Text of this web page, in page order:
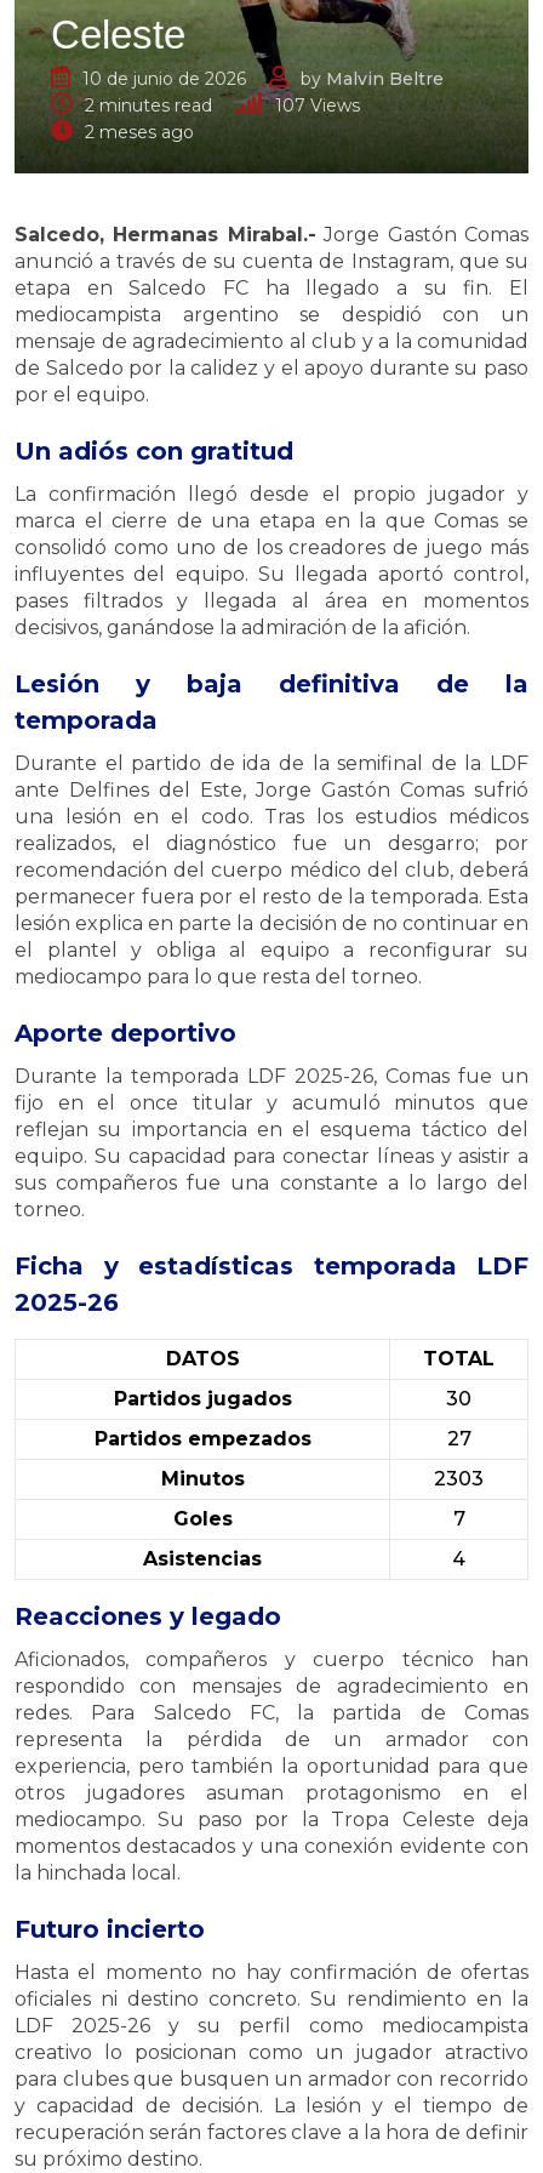
Celeste
10 de junio de 2026 by Malvin Beltre
2 minutes read
107Views
2 meses ago
Salcedo, Hermanas Mirabal.- Jorge Gastón Comas
anunció a través de su cuenta de Instagram, que su
etapa en Salcedo FC ha llegado a su fin. El
mediocampista argentino se despidió con un
mensaje de agradecimiento al club y a la comunidad
de Salcedo por la calidez y el apoyo durante su paso
por el equipo.
Un adiós con gratitud
La confirmación llegó desde el propio jugador y
marca el cierre de una etapa en la que Comas se
consolidó como uno de los creadores de juego más
influyentes del equipo. Su llegada aportó control,
pases filtrados y llegada al área en momentos
decisivos, ganándose la admiración de la afición.
Lesión y baja definitiva de la
temporada
Durante el partido de ida de la semifinal de la LDF
ante Delfines del Este, Jorge Gastón Comas sufrió
una lesión en el codo. Tras los estudios médicos
realizados, el diagnóstico fue un desgarro; por
recomendación del cuerpo médico del club, deberá
permanecer fuera por el resto de la temporada. Esta
lesión explica en parte la decisión de no continuar en
el plantel y obliga al equipo a reconfigurar su
mediocampo para lo que resta del torneo.
Aporte deportivo
Durante la temporada LDF 2025-26, Comas fue un
fijo en el once titular y acumuló minutos que
reflejan su importancia en el esquema táctico del
equipo. Su capacidad para conectar líneas y asistir a
sus compañeros fue una constante a lo largo del
torneo.
Ficha y estadísticas temporada LDF
2025-26
DATOS
TOTAL
Partidos jugados
30
Partidos empezados
27
Minutos
2303
Goles
7
Asistencias
4
Reacciones y legado
Aficionados, compañeros y cuerpo técnico han
respondido con mensajes de agradecimiento en
redes. Para Salcedo FC, la partida de Comas
representa la pérdida de un armador con
experiencia, pero también la oportunidad para que
otros jugadores asuman protagonismo en el
mediocampo. Su paso por la Tropa Celeste deja
momentos destacados y una conexión evidente con
la hinchada local.
Futuro incierto
Hasta el momento no hay confirmación de ofertas
oficiales ni destino concreto. Su rendimiento en la
LDF 2025-26 y su perfil como mediocampista
creativo lo posicionan como un jugador atractivo
para clubes que busquen un armador con recorrido
y capacidad de decisión. La lesión y el tiempo de
recuperación serán factores clave a la hora de definir
su próximo destino.